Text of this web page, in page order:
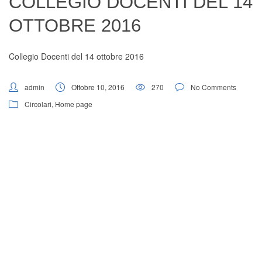
OTTOBRE 2016
Collegio Docenti del 14 ottobre 2016
admin Ottobre 10, 2016 270
No Comments
Circolari, Home page